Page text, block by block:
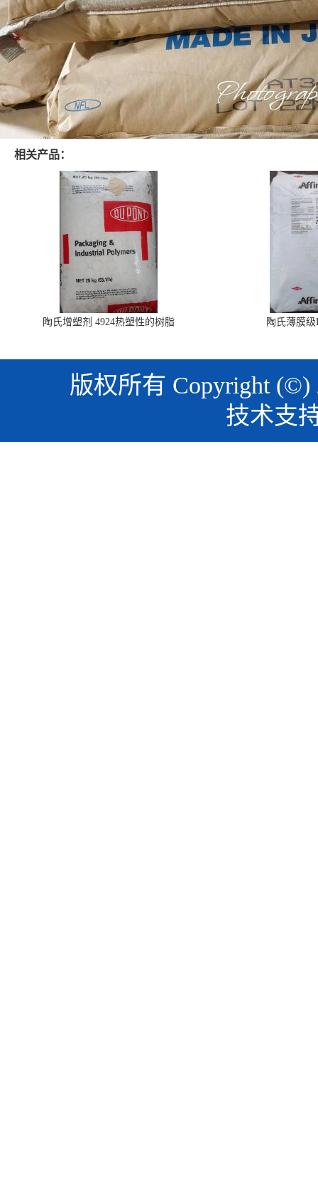
相关产品：
陶氏增塑剂 4924热塑性的树脂 陶氏薄膜级
版权所有 Copyright
技术支